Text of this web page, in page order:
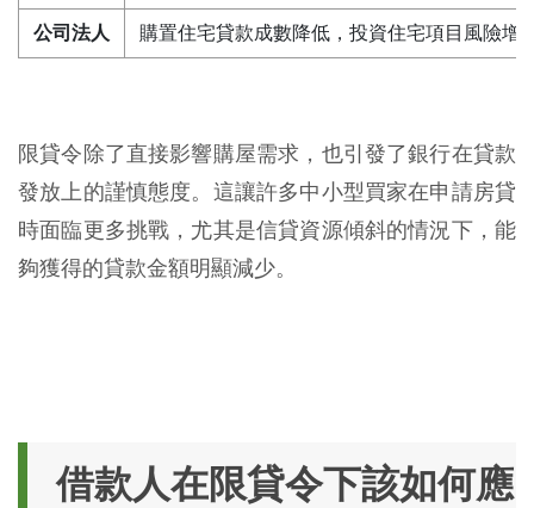
公司法人 購置住宅貸款成數降低，投資住宅項目風險增
限貸令除了直接影響購屋需求，也引發了銀行在貸款
發放上的謹慎態度。這讓許多中小型買家在申請房貸
時面臨更多挑戰，尤其是信貸資源傾斜的情況下，能
夠獲得的貸款金額明顯減少。
借款人在限貸令下該如何應